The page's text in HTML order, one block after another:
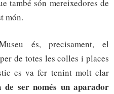
també són mereixedores de
món.
és, precisament, el
de totes les colles i places
es va fer tenint molt clar
ser només un aparador